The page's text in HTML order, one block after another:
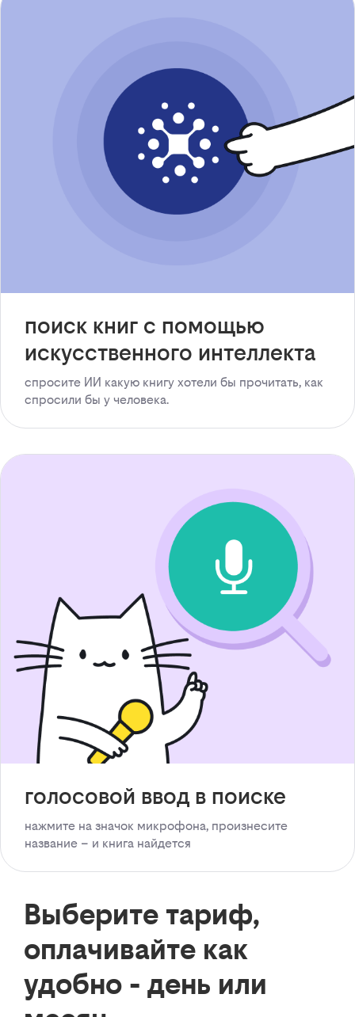
поиск книг с помощью
искусственного интеллекта
спросите ИИ какую книгу хотели бы прочитать, как
спросили бы у человека.
голосовой ввод в поиске
нажмите на значок микрофона, произнесите
название – и книга найдется
Выберите тариф,
оплачивайте как
удобно - день или